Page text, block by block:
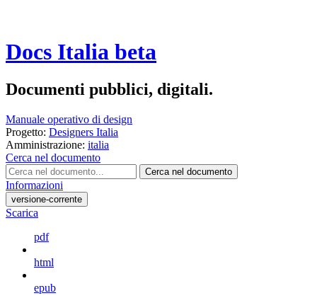
Docs Italia beta
Documenti pubblici, digitali.
Manuale operativo di design
Progetto: Designers Italia
Amministrazione: italia
Cerca nel documento
Cerca nel documento
Informazioni
versione-corrente
Scarica
pdf
html
epub